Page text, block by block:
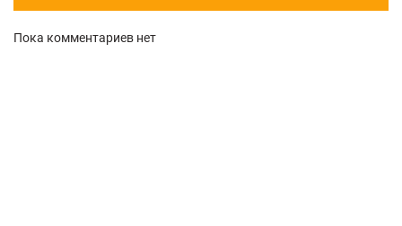
Пока комментариев нет